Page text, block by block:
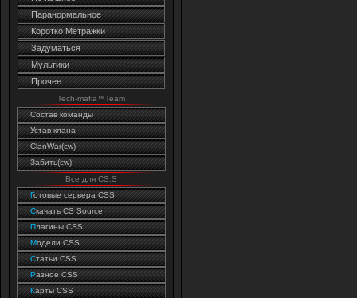
Паранормальное
Коротко Метражки
Задуматься
Мультики
Прочее
Tech-mafia™Team
Состав команды
Устав клана
ClanWar(cw)
Забить(cw)
Все для CS:S
Готовые сервера CSS
Cкачать CS Source
Плагины CSS
Модели CSS
Статьи CSS
Разное CSS
Карты CSS